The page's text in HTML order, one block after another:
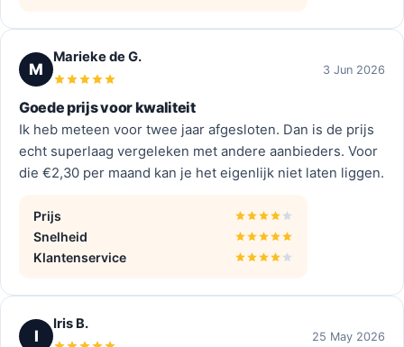
M
Marieke de G.
3 Jun 2026
Goede prijs voor kwaliteit
Ik heb meteen voor twee jaar afgesloten. Dan is de prijs
echt superlaag vergeleken met andere aanbieders. Voor
die €2,30 per maand kan je het eigenlijk niet laten liggen.
Prijs
Snelheid
Klantenservice
I
Iris B.
25 May 2026